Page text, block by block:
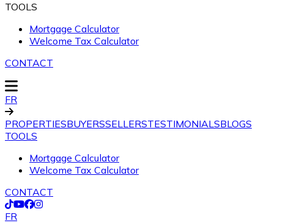
TOOLS
Mortgage Calculator
Welcome Tax Calculator
CONTACT
FR
PROPERTIESBUYERSSELLERSTESTIMONIALSBLOGS
TOOLS
Mortgage Calculator
Welcome Tax Calculator
CONTACT
FR